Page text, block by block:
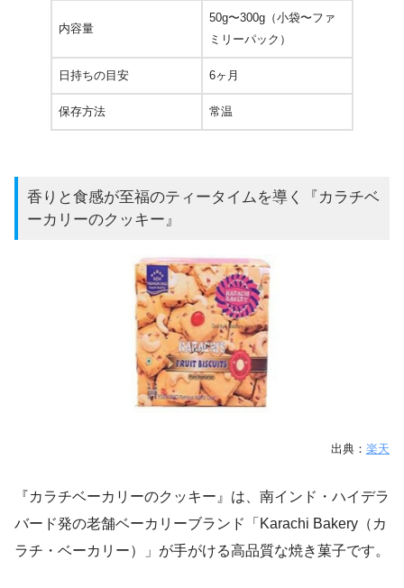
内容量
50g〜300g（小袋〜ファ
ミリーパック）
日持ちの目安 6ヶ月
保存方法 常温
香りと食感が至福のティータイムを導く『カラチベ
ーカリーのクッキー』
出典： 楽天
『カラチベーカリーのクッキー』は、南インド・ハイデラ
バード発の老舗ベーカリーブランド「Karachi Bakery（カ
ラチ・ベーカリー）」が手がける高品質な焼き菓子です。